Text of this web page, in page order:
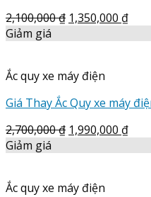
2,100,000₫ 1,350,000 ₫
Giảm giá
Ắc quy xe máy điện
Giá Thay Ắc Quy xe máy
2,700,000₫ 1,990,000 ₫
Giảm giá
Ắc quy xe máy điện